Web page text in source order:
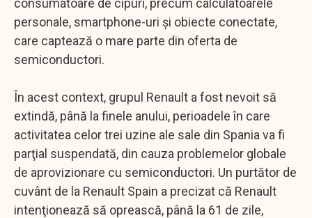
personale, smartphone-uri şi obiecte conectate,
care captează o mare parte din oferta de
semiconductori.
În acest context, grupul Renault a fost nevoit să
extindă, până la finele anului, perioadele în care
activitatea celor trei uzine ale sale din Spania va fi
parţial suspendată, din cauza problemelor globale
de aprovizionare cu semiconductori. Un purtător de
cuvânt de la Renault Spain a precizat că Renault
intenţionează să oprească, până la 61 de zile,